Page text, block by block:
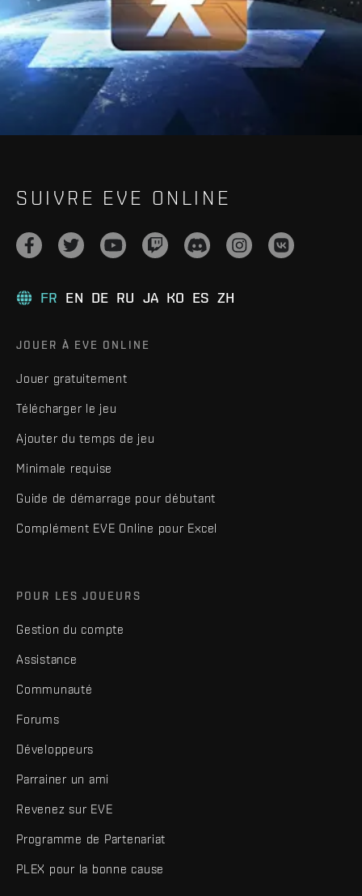
SUIVRE EVE ONLINE
FR EN DE RU JA KO ES ZH
JOUER À EVE ONLINE
Jouer gratuitement
Télécharger le jeu
Ajouter du temps de jeu
Minimale requise
Guide de démarrage pour débutant
Complément EVE Online pour Excel
POUR LES JOUEURS
Gestion du compte
Assistance
Communauté
Forums
Développeurs
Parrainer un ami
Revenez sur EVE
Programme de Partenariat
PLEX pour la bonne cause